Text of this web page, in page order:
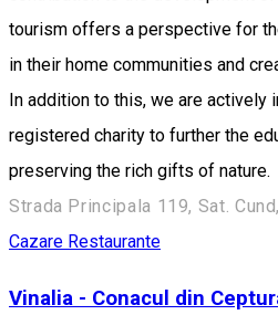
tourism offers a perspective for
in their home communities and
In addition to this, we are actively
registered charity to further the
preserving the rich gifts of nature.
Cazare Restaurante
Vinalia - Conacul din